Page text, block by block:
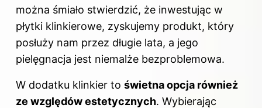
można śmiało stwierdzić, że inwestując w
płytki klinkierowe, zyskujemy produkt, który
posłuży nam przez długie lata, a jego
pielęgnacja jest niemalże bezproblemowa.
W dodatku klinkier to świetna opcja również
ze względów estetycznych. Wybierając